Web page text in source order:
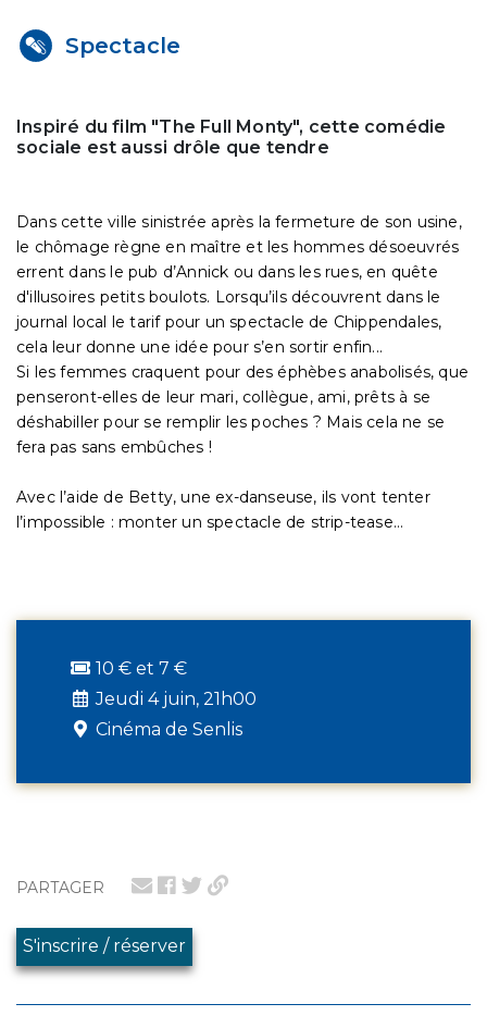
PARTAGER
S'inscrire / réserver
Spectacle
Inspiré du film "The Full Monty", cette comédie
sociale est aussi drôle que tendre
Dans cette ville sinistrée après la fermeture de son usine,
le chômage règne en maître et les hommes désoeuvrés
errent dans le pub d’Annick ou dans les rues, en quête
d'illusoires petits boulots. Lorsqu’ils découvrent dans le
journal local le tarif pour un spectacle de Chippendales,
cela leur donne une idée pour s’en sortir enfin...
Si les femmes craquent pour des éphèbes anabolisés, que
penseront-elles de leur mari, collègue, ami, prêts à se
déshabiller pour se remplir les poches ? Mais cela ne se
fera pas sans embûches !
Avec l’aide de Betty, une ex-danseuse, ils vont tenter
l’impossible : monter un spectacle de strip-tease…
10 € et 7 €
Jeudi 4 juin, 21h00
Cinéma de Senlis